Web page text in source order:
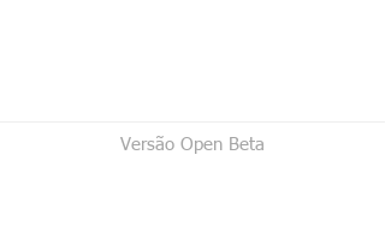
Versão Open Beta